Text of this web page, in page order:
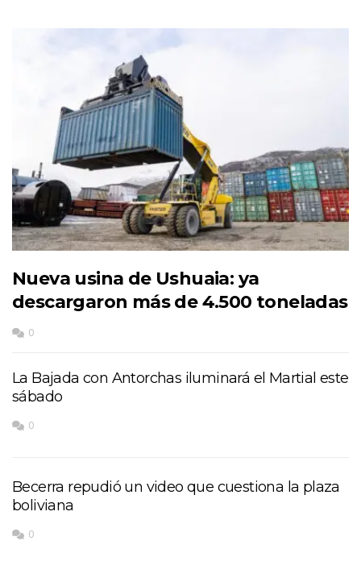
Nueva usina de Ushuaia: ya
descargaron más de 4.500 toneladas
0
La Bajada con Antorchas iluminará el Martial este
sábado
0
Becerra repudió un video que cuestiona la plaza
boliviana
0